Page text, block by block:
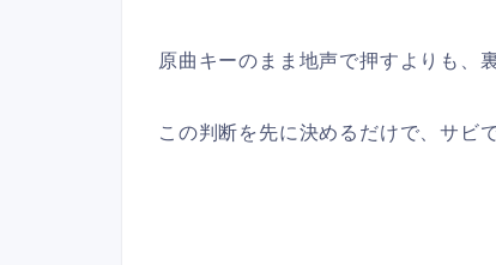
原曲キーのまま地声で押すよりも、
この判断を先に決めるだけで、サビ